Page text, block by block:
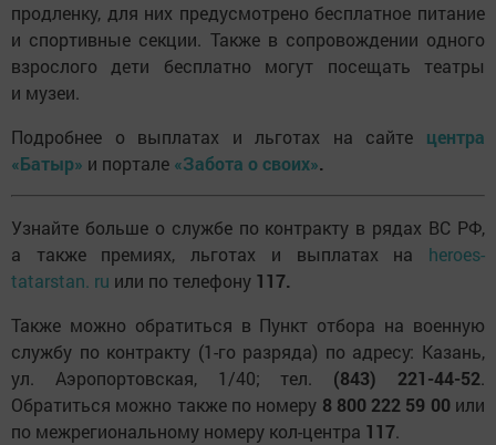
продленку, для них предусмотрено бесплатное питание
и спортивные секции. Также в сопровождении одного
взрослого дети бесплатно могут посещать театры
и музеи.
Подробнее о выплатах и льготах на сайте
центра
«Батыр» и портале «Забота о своих».
Узнайте больше о службе по контракту в рядах ВС РФ,
а также премиях, льготах и выплатах на heroes-
tatarstan. ru или по телефону 117.
Также можно обратиться в Пункт отбора на военную
службу по контракту (1-го разряда) по адресу: Казань,
ул. Аэропортовская, 1/40; тел. (843) 221-44-52.
Обратиться можно также по номеру 8 800 222 59 00или
по межрегиональному номеру кол-центра 117.